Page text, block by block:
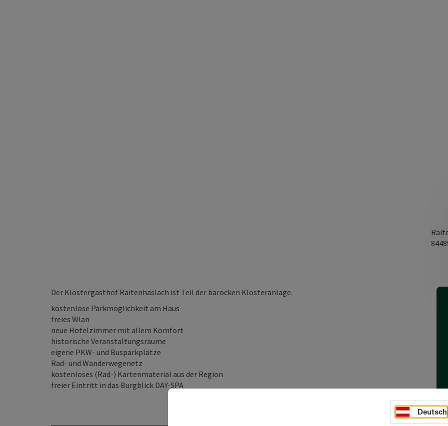
Der Klostergasthof Raitenhaslach ist Teil der barocken Klosteranlage.
kostenlose Parkmöglichkeit am Haus
freies Wlan
neue Hotelzimmer mit allem Komfort
historische Veranstaltungsräume
eigene PKW- und Busparkplätze
Rad- und Wanderwegenetz
kostenloses (Rad-) Kartenmaterial aus der Region
freier Eintritt in das Burgblick DAY-SPA
Deutsch